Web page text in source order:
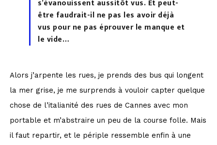
s’évanouissent aussitôt vus. Et peut-
être faudrait-il ne pas les avoir déjà
vus pour ne pas éprouver le manque et
le vide…
Alors j’arpente les rues, je prends des bus qui longent
la mer grise, je me surprends à vouloir capter quelque
chose de l’italianité des rues de Cannes avec mon
portable et m’abstraire un peu de la course folle. Mais
il faut repartir, et le périple ressemble enfin à une